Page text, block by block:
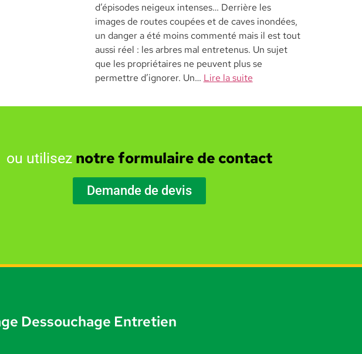
d’épisodes neigeux intenses… Derrière les
images de routes coupées et de caves inondées,
un danger a été moins commenté mais il est tout
aussi réel : les arbres mal entretenus. Un sujet
que les propriétaires ne peuvent plus se
permettre d’ignorer. Un… Lire la suite
ou utilisez notre formulaire de contact
Demande de devis
Dessouchage Entretien